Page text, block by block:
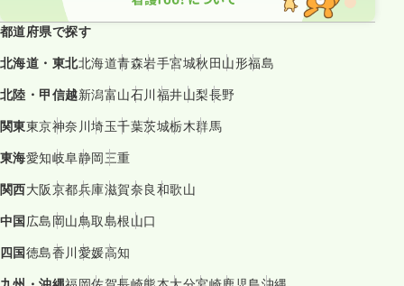
都道府県で探す
北海道・東北北海道青森岩手宮城秋田山形福島
北陸・甲信越新潟富山石川福井山梨長野
関東東京神奈川埼玉千葉茨城栃木群馬
東海愛知岐阜静岡三重
関西大阪京都兵庫滋賀奈良和歌山
中国広島岡山鳥取島根山口
四国徳島香川愛媛高知